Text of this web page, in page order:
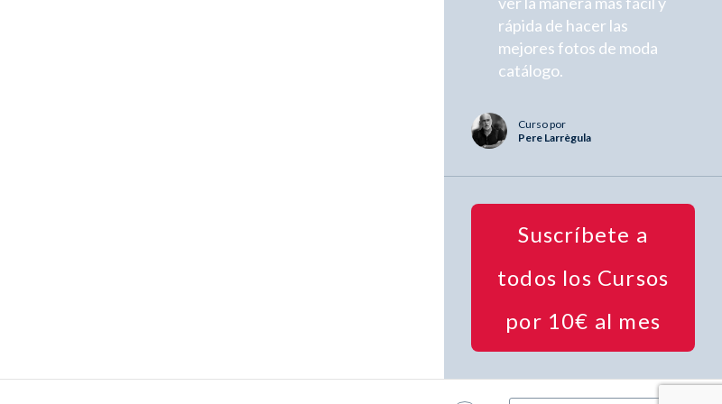
rápida de hacer las
mejores fotos de moda
catálogo.
Curso por
Pere Larrègula
Suscríbete a
todos los Cursos
por 10€ al mes